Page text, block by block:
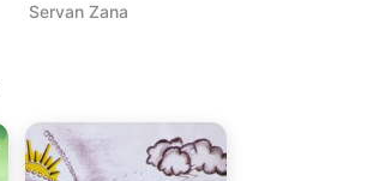
Servan Zana